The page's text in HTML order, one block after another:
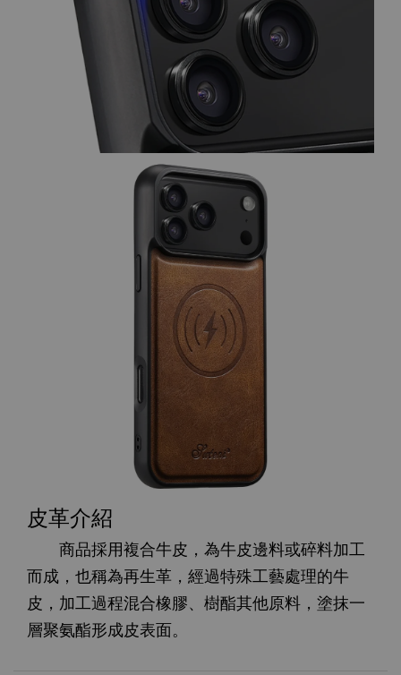
皮革介紹
商品採用複合牛皮，為牛皮邊料或碎料加工
而成，也稱為再生革，經過特殊工藝處理的牛
皮，加工過程混合橡膠、樹酯其他原料，塗抹一
層聚氨酯形成皮表面。